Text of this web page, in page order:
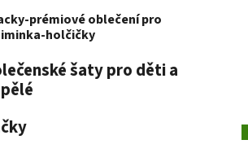
prémiové oblečení pro
holčičky
šaty pro děti a